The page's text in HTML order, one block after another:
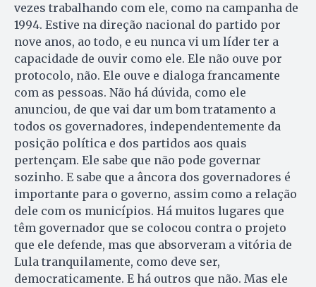
vezes trabalhando com ele, como na campanha de
1994. Estive na direção nacional do partido por
nove anos, ao todo, e eu nunca vi um líder ter a
capacidade de ouvir como ele. Ele não ouve por
protocolo, não. Ele ouve e dialoga francamente
com as pessoas. Não há dúvida, como ele
anunciou, de que vai dar um bom tratamento a
todos os governadores, independentemente da
posição política e dos partidos aos quais
pertençam. Ele sabe que não pode governar
sozinho. E sabe que a âncora dos governadores é
importante para o governo, assim como a relação
dele com os municípios. Há muitos lugares que
têm governador que se colocou contra o projeto
que ele defende, mas que absorveram a vitória de
Lula tranquilamente, como deve ser,
democraticamente. E há outros que não. Mas ele